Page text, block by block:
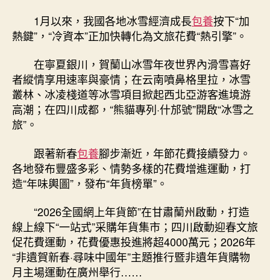
1月以來，我國各地冰雪經濟成長包養按下“加
熱鍵”，“冷資本”正加快轉化為文旅花費“熱引擎”。
在寧夏銀川，賀蘭山冰雪年夜世界內滑雪喜好
者縱情享用速率與豪情；在云南噴鼻格里拉，冰雪
叢林、冰凌棧道等冰雪項目掀起西北亞游客進境游
高潮；在四川成都，“熊貓專列·什邡號”開啟“冰雪之
旅”。
跟著新春包養腳步漸近，年節花費接續發力。
各地發布豐盛多彩、情勢多樣的花費增進運動，打
造“年味輿圖”，發布“年貨榜單”。
“2026全國網上年貨節”在甘肅蘭州啟動，打造
線上線下“一站式”采購年貨集市；四川啟動迎春文旅
促花費運動，花費優惠投進將超4000萬元；2026年
“非遺賀新春·尋味中國年”主題推行暨非遺年貨購物
月主場運動在廣州舉行……